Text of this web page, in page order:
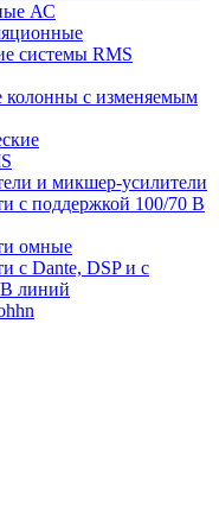
АС
системы RMS
колонны с изменяемым
и микшер-усилители
с поддержкой 100/70 В
омные
с Dante, DSP и с
линий